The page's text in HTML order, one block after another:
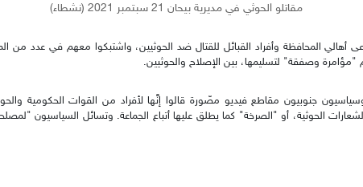
مقاتلو الحوثي في مديرية بيحان 21 سبتمبر 2021 (نشطاء)
أهالي المحافظة وأفراد القبائل للقتال ضد الحوثيين، واشتبكوا معهم في عدد من
وصفقة" لتسليمها، بين الإصلاح والحوثيين.
جنوبيون مقاطع فيديو مصّورة قالوا إنَّها لأفراد من القوات الحكومية
الحوثية، أو "الصرخة" كما يطلق عليها أتباع الجماعة. وتسائل السياسيون